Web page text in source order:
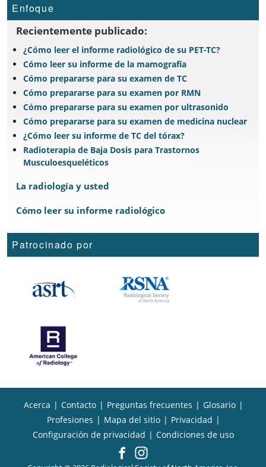
Enfoque
Recientemente publicado:
¿Cómo leer el informe radiológico de su PET-TC?
Cómo leer su informe de la mamografía
Cómo prepararse para su examen de TC
Cómo prepararse para su examen por RMN
Cómo prepararse para su examen por ultrasonido
Cómo prepararse para su examen de medicina nuclear
¿Cómo leer su informe de TC del tórax?
Radioterapia de Baja Dosis para Trastornos
Musculoesqueléticos
La radiología y usted
Cómo leer su informe radiológico
Patrocinado por
Acerca | Contacto | Preguntas frecuentes | Glosario |
Profesiones | Mapa del sitio | Privacidad |
Configuración de privacidad | Condiciones de uso